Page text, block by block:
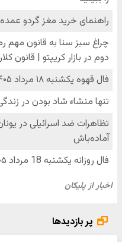
پر بازدیدها